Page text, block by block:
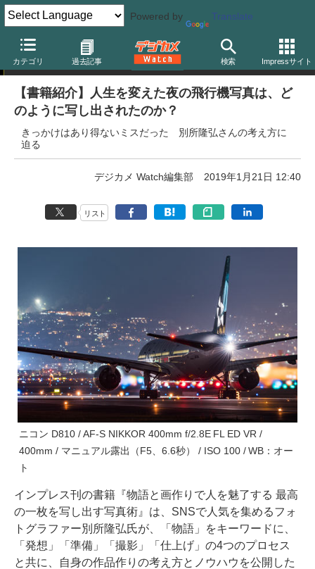
Powered by Translate
カテゴリ 過去記事 検索 Impressサイト
コラム
【書籍紹介】人生を変えた夜の飛行機写真は、ど
のように写し出されたのか？
きっかけはあり得ないミスだった 別所隆弘さんの考え方に
迫る
デジカメ Watch編集部 2019年1月21日 12:40
リスト
ニコン D810 / AF-S NIKKOR 400mm f/2.8E FL ED VR /
400mm / マニュアル露出（F5、6.6秒） / ISO 100 / WB：オー
ト
インプレス刊の書籍『物語と画作りで人を魅了する 最高
の一枚を写し出す写真術』は、SNSで人気を集めるフォ
トグラファー別所隆弘氏が、「物語」をキーワードに、
「発想」「準備」「撮影」「仕上げ」の4つのプロセス
と共に、自身の作品作りの考え方とノウハウを公開した